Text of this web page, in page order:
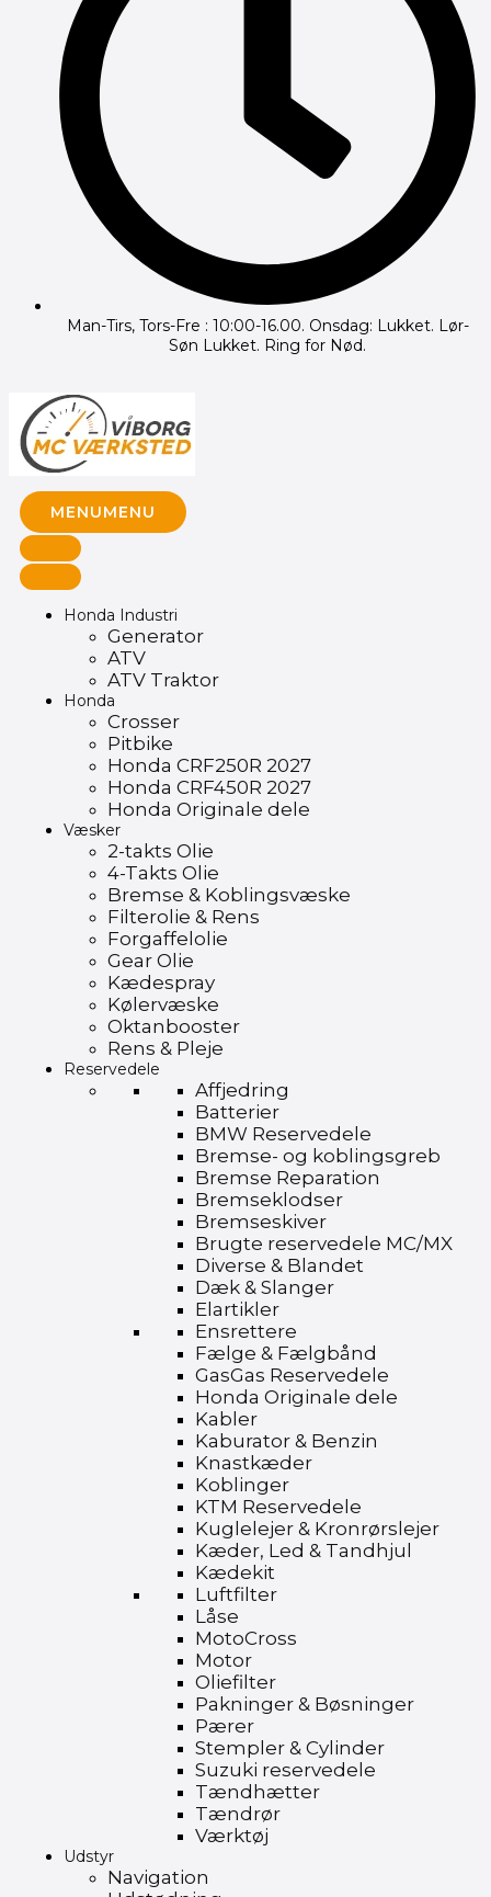
Man-Tirs, Tors-Fre : 10:00-16.00. Onsdag: Lukket. Lør-
Søn Lukket. Ring for Nød.
MENUMENU
Honda Industri
Generator
ATV
ATV Traktor
Honda
Crosser
Pitbike
Honda CRF250R 2027
Honda CRF450R 2027
Honda Originale dele
Væsker
2-takts Olie
4-Takts Olie
Bremse & Koblingsvæske
Filterolie & Rens
Forgaffelolie
Gear Olie
Kædespray
Kølervæske
Oktanbooster
Rens & Pleje
Reservedele
Affjedring
Batterier
BMW Reservedele
Bremse- og koblingsgreb
Bremse Reparation
Bremseklodser
Bremseskiver
Brugte reservedele MC/MX
Diverse & Blandet
Dæk & Slanger
Elartikler
Ensrettere
Fælge & Fælgbånd
GasGas Reservedele
Honda Originale dele
Kabler
Kaburator & Benzin
Knastkæder
Koblinger
KTM Reservedele
Kuglelejer & Kronrørslejer
Kæder, Led & Tandhjul
Kædekit
Luftfilter
Låse
MotoCross
Motor
Oliefilter
Pakninger & Bøsninger
Pærer
Stempler & Cylinder
Suzuki reservedele
Tændhætter
Tændrør
Værktøj
Udstyr
Navigation